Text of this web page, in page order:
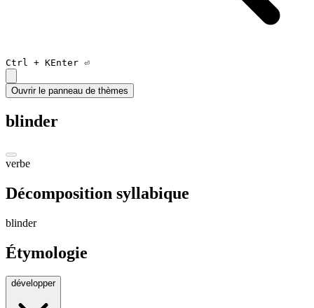
Ctrl + KEnter ⏎
Ouvrir le panneau de thèmes
blinder
verbe
Décomposition syllabique
blinder
Étymologie
développer